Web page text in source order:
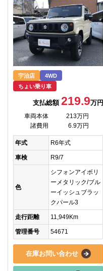
宇治店
4WD
ちょい乗り車
支払総額 219.9万円
車両本体
213万円
諸費用
6.9万円
年式 R6年式
車検 R9/7
色
シフォンアイボリ
ーメタリック/ブル
ーイッシュブラッ
クパール3
走行距離 11,949Km
管理番号 54671
在庫お問い合わせ